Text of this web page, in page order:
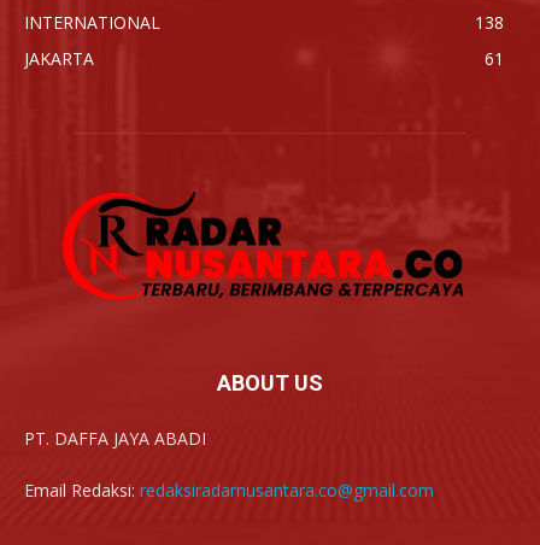
INTERNATIONAL
138
JAKARTA
61
ABOUT US
PT. DAFFA JAYA ABADI
Email Redaksi: redaksiradarnusantara.co@gmail.com